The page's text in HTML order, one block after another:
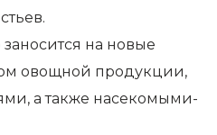
на новые
овощной продукции,
а также насекомыми-